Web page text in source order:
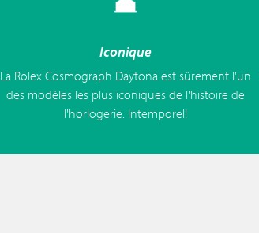
Iconique
La Rolex Cosmograph Daytona est sûrement l'un
des modèles les plus iconiques de l'histoire de
l'horlogerie. Intemporel!